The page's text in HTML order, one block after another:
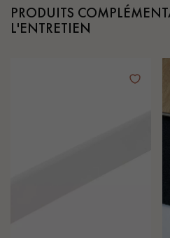
PRODUITS
L'ENTRETIEN